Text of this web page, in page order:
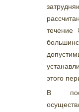
течение
этого
В